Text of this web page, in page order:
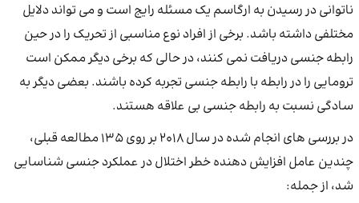
ناتوانی در رسیدن به ارگاسم یک مسئله رایج است و می تواند دلایل
مختلفی داشته باشد. برخی از افراد نوع مناسبی از تحریک را در حین
رابطه جنسی دریافت نمی کنند، در حالی که برخی دیگر ممکن است
ترومایی را در رابطه با رابطه جنسی تجربه کرده باشند. بعضی دیگر به
سادگی نسبت به رابطه جنسی بی علاقه هستند.
در بررسی های انجام شده در سال 2018 بر روی 135 مطالعه قبلی،
چندین عامل افزایش دهنده خطر اختلال در عملکرد جنسی شناسایی
شد، از جمله: